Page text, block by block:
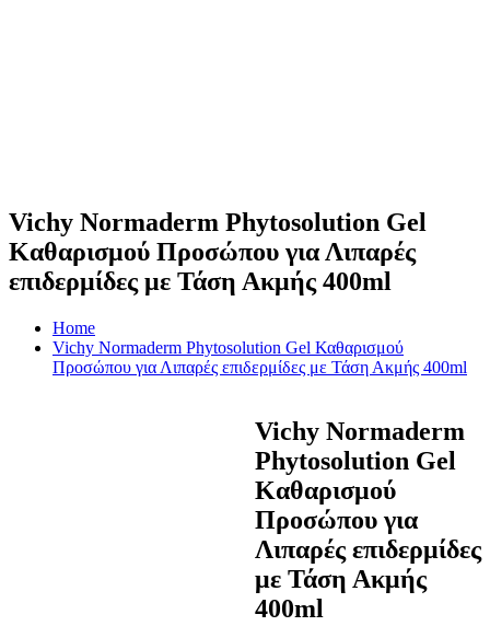
Vichy Normaderm Phytosolution Gel
Καθαρισμού Προσώπου για Λιπαρές
επιδερμίδες με Τάση Ακμής 400ml
Home
Vichy Normaderm Phytosolution Gel Καθαρισμού
Προσώπου για Λιπαρές επιδερμίδες με Τάση Ακμής 400ml
Vichy Normaderm
Phytosolution Gel
Καθαρισμού
Προσώπου για
Λιπαρές επιδερμίδες
με Τάση Ακμής
400ml